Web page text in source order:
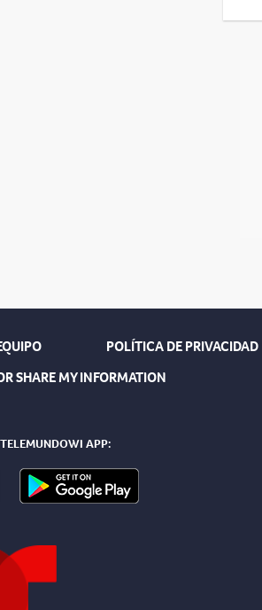
POLÍTICA DE PRIVACIDAD
SHARE MY INFORMATION
APP: